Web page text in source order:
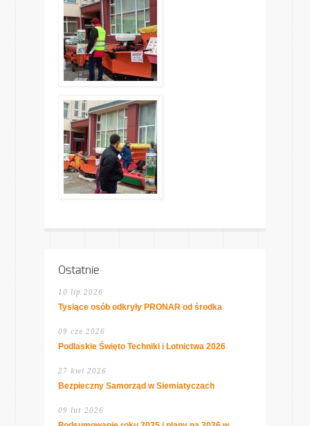
Ostatnie
10 lip 2026
Tysiące osób odkryły PRONAR od środka
09 cze 2026
Podlaskie Święto Techniki i Lotnictwa 2026
27 kwi 2026
Bezpieczny Samorząd w Siemiatyczach
09 lut 2026